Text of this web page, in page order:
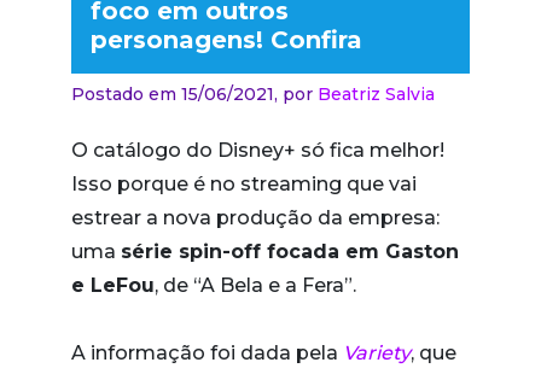
foco em outros
personagens! Confira
Postado em 15/06/2021, por Beatriz Salvia
O catálogo do Disney+ só fica melhor!
Isso porque é no streaming que vai
estrear a nova produção da empresa:
uma série spin-off focada em Gaston
e LeFou, de “A Bela e a Fera”.
A informação foi dada pela Variety, que